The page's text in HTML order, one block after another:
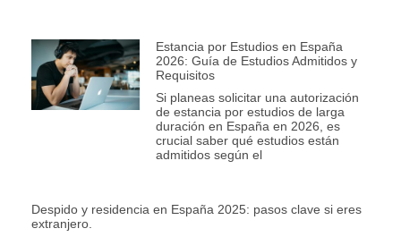
Estancia por Estudios en España
2026: Guía de Estudios Admitidos y
Requisitos
Si planeas solicitar una autorización
de estancia por estudios de larga
duración en España en 2026, es
crucial saber qué estudios están
admitidos según el
Despido y residencia en España 2025: pasos clave si eres
extranjero.